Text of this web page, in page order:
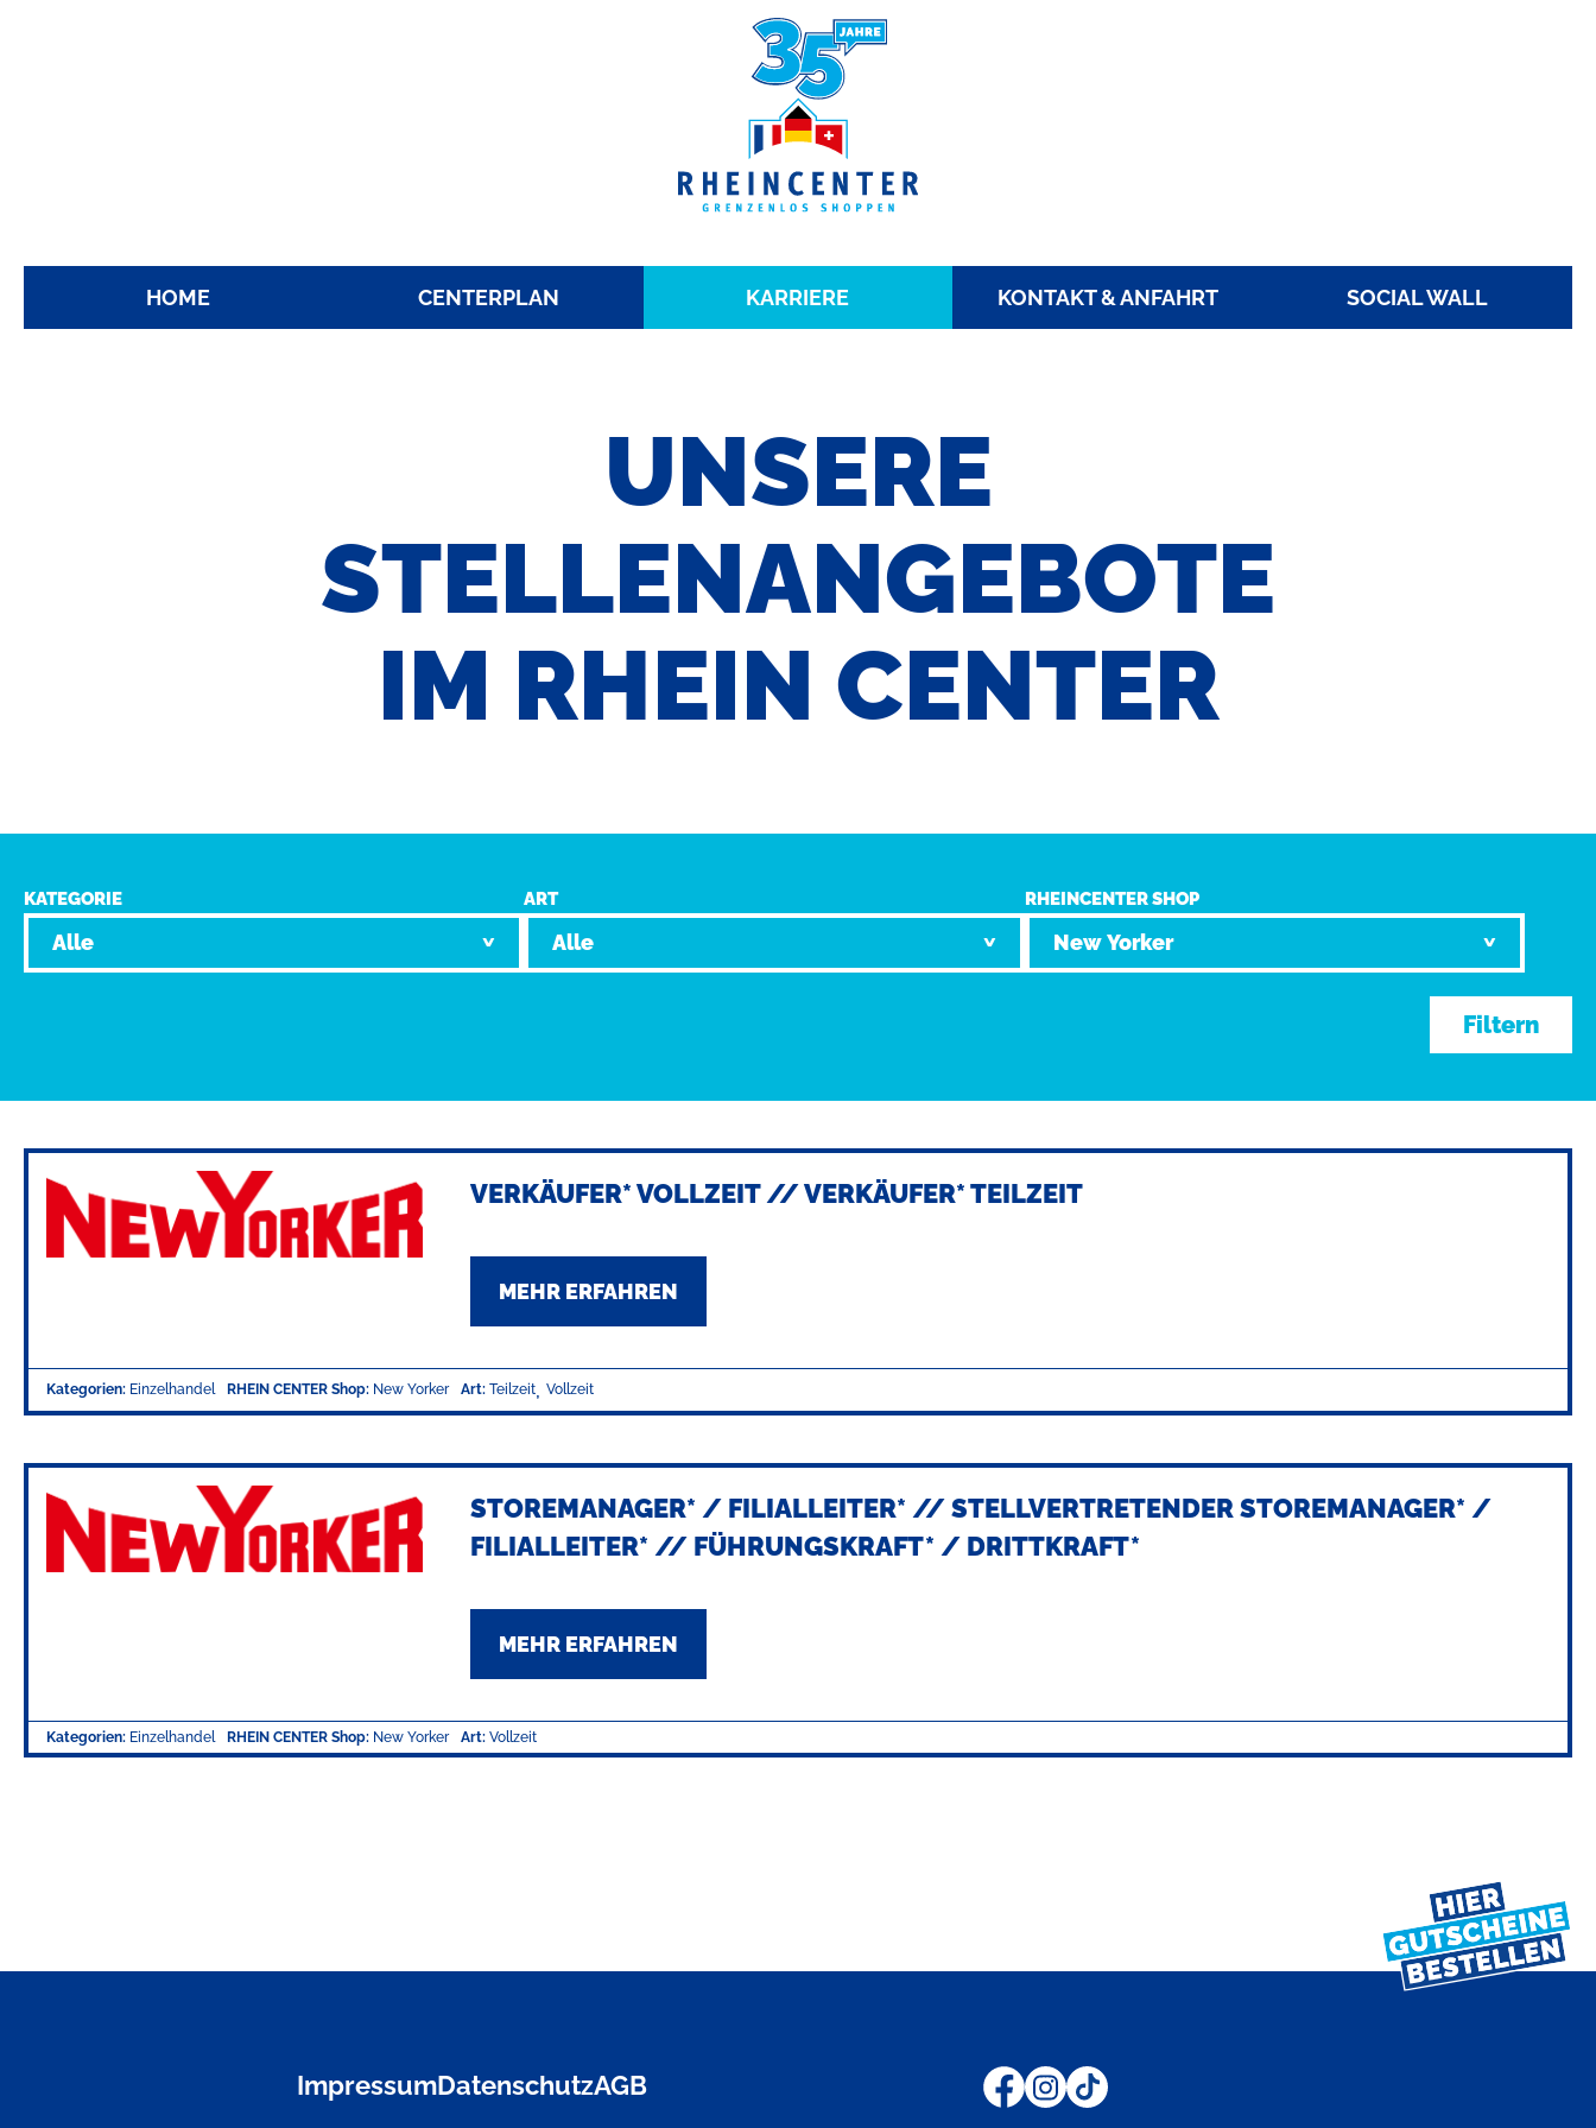
HOME CENTERPLAN KARRIERE KONTAKT & ANFAHRT SOCIAL WALL
UNSERE
STELLENANGEBOTE
IM RHEIN CENTER
KATEGORIE ART RHEINCENTER SHOP
Filtern
VERKÄUFER* VOLLZEIT // VERKÄUFER* TEILZEIT
MEHR ERFAHREN
Kategorien: Einzelhandel RHEIN CENTER Shop: New Yorker Art: Teilzeit, Vollzeit
STOREMANAGER* / FILIALLEITER* // STELLVERTRETENDER STOREMANAGER* /
FILIALLEITER* // FÜHRUNGSKRAFT* / DRITTKRAFT*
MEHR ERFAHREN
Kategorien: Einzelhandel RHEIN CENTER Shop: New Yorker Art: Vollzeit
ImpressumDatenschutzAGB